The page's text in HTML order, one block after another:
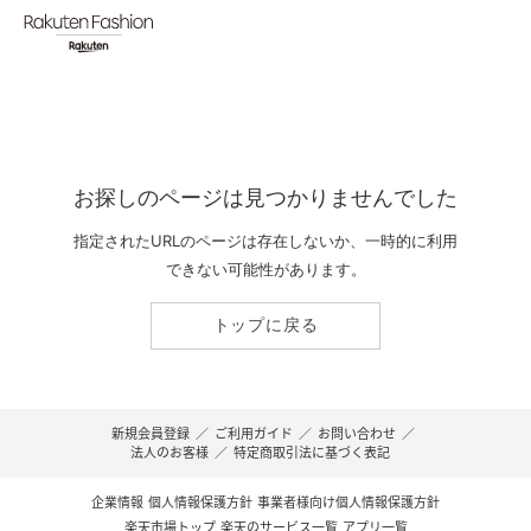
お探しのページは見つかりませんでした
指定されたURLのページは存在しないか、一時的に利用
できない可能性があります。
トップに戻る
新規会員登録 ／ ご利用ガイド ／ お問い合わせ ／
法人のお客様 ／ 特定商取引法に基づく表記
企業情報 個人情報保護方針 事業者様向け個人情報保護方針
楽天市場トップ 楽天のサービス一覧 アプリ一覧